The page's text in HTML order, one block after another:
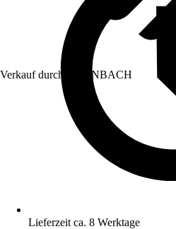
Verkauf durch: HORNBACH
Lieferzeit ca. 8 Werktage